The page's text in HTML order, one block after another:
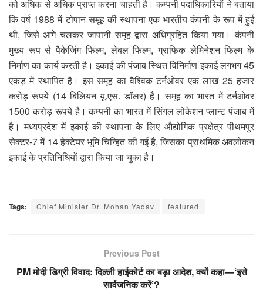
को अधिक से अधिक प्राप्त करना चाहती है। कम्पनी पदाधिकारियों ने बताया
कि वर्ष 1988 में टोपान समूह की स्थापना एक भारतीय कंपनी के रूप में हुई
थी, जिसे आगे चलकर जापानी समूह द्वारा अधिग्रहित किया गया। कंपनी
मुख्य रूप से पैकेजिंग फिल्म, लेबल फिल्म, ग्राफिक लेमिनेशन फिल्म के
निर्माण का कार्य करती है। इकाई की पंजाब स्थित विनिर्माण इकाई लगभग 45
एकड़ में स्थापित है। इस समूह का वैश्विक टर्नओवर एक लाख 25 हजार
करोड़ रूपये (14 बिलियन यू.एस. डॉलर) है। समूह का भारत में टर्नओवर
1500 करोड़ रूपये है। कम्पनी का भारत में सिंगल लोकेशन प्लान्ट पंजाब में
है। मध्यप्रदेश में इकाई की स्थापना के लिए औद्योगिक प्रक्षेत्र पीथमपुर
सेक्टर-7 में 14 हेक्टेयर भूमि चिन्हित की गई है, जिसका प्राथमिक अवलोकन
इकाई के प्रतिनिधियों द्वारा किया जा चुका है।
Tags: Chief Minister Dr. Mohan Yadav featured
Previous Post
PM मोदी डिग्री विवाद: दिल्ली हाईकोर्ट का बड़ा आदेश, क्यों कहा—‘इसे
सार्वजनिक करें’?